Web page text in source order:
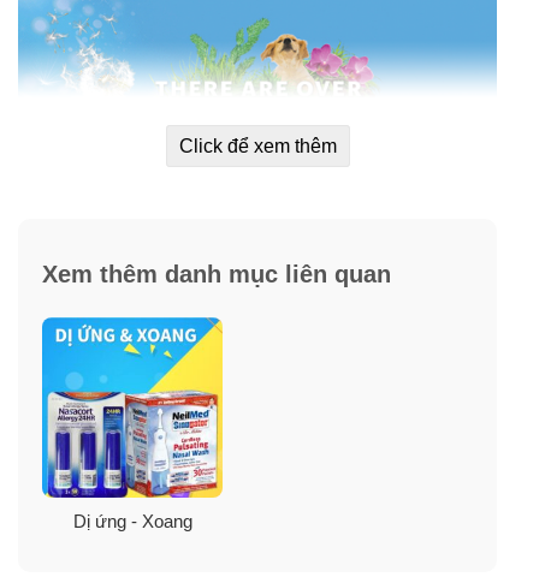
Claritin® cung cấp cứu trợ bởi dị ứng theo mùa
ngoài trời
Claritin® làm giảm các dị ứng theo mùa do phản ứng
Click để xem thêm
Xem thêm danh mục liên quan
Dị ứng - Xoang